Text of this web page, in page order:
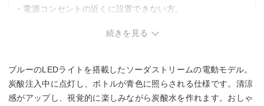
・電源コンセントの近くに設置できない方。
続きを見る
ブルーのLEDライトを搭載したソーダストリームの電動モデル。
炭酸注入中に点灯し、ボトルが青色に照らされる仕様です。清涼
感がアップし、視覚的に楽しみながら炭酸水を作れます。おしゃ